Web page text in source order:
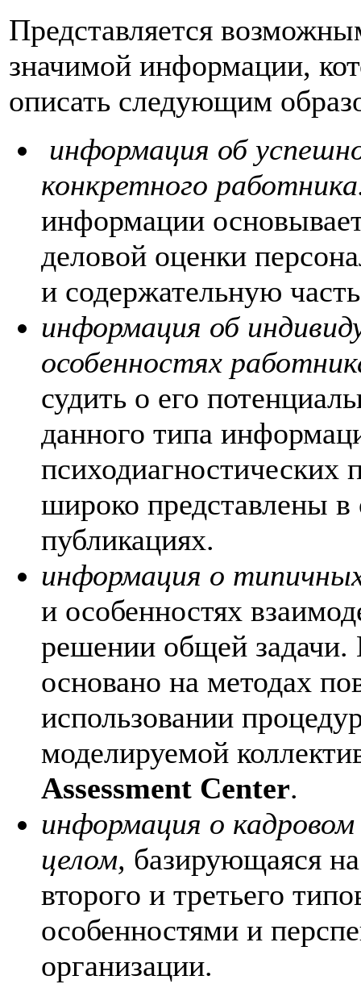
Представляется
значимой информации,
описать следующим
информация об
конкретного
информации
деловой оценки
и содержательную
информация об
особенностях
судить о его
данного типа
психодиагностических
широко представлены
публикациях.
информация о
и особенностях
решении общей
основано на методах
использовании
моделируемой
Assessment Center.
информация о
целом, базирующаяся
второго и третьего
особенностями и
организации.